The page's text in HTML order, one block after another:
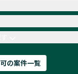
の案件一覧